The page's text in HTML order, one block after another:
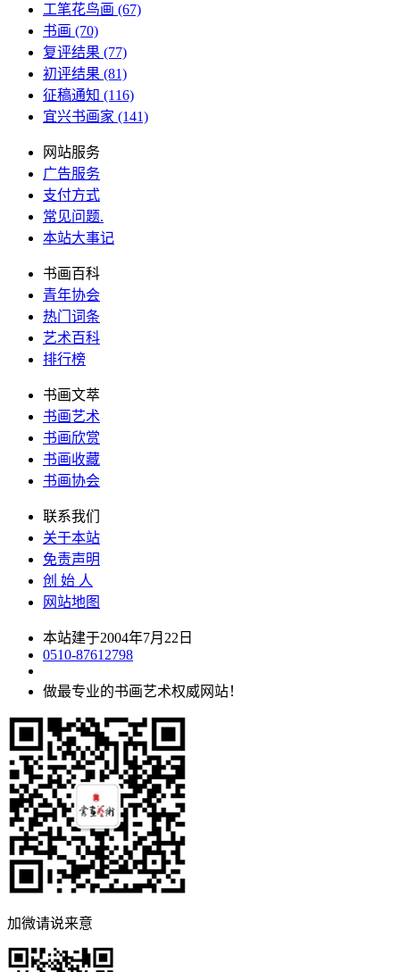
工笔花鸟画 (67)
书画 (70)
复评结果 (77)
初评结果 (81)
征稿通知 (116)
宜兴书画家 (141)
网站服务
广告服务
支付方式
常见问题.
本站大事记
书画百科
青年协会
热门词条
艺术百科
排行榜
书画文萃
书画艺术
书画欣赏
书画收藏
书画协会
联系我们
关于本站
免责声明
创 始 人
网站地图
本站建于2004年7月22日
0510-87612798
做最专业的书画艺术权威网站！
加微请说来意